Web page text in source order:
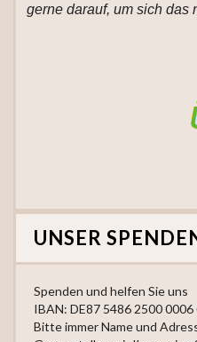
gerne darauf, um sich das
UNSER
Spenden und helfen Sie uns
IBAN: DE87 5486 2500 0006
Bitte immer Name und